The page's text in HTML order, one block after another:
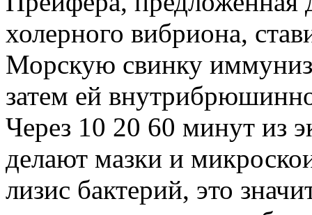
холерного вибриона,
Морскую свинку
затем ей
Через 10 20 60 минут из
делают мазки и
лизис бактерий, это